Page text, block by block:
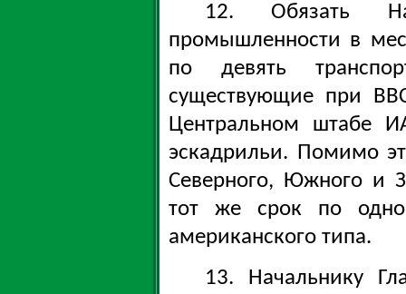
12. Обязать
промышленности в
по девять
существующие при
Центральном штабе
эскадрильи. Помимо
Северного, Южного и
тот же срок по
американского типа.
13. Начальнику